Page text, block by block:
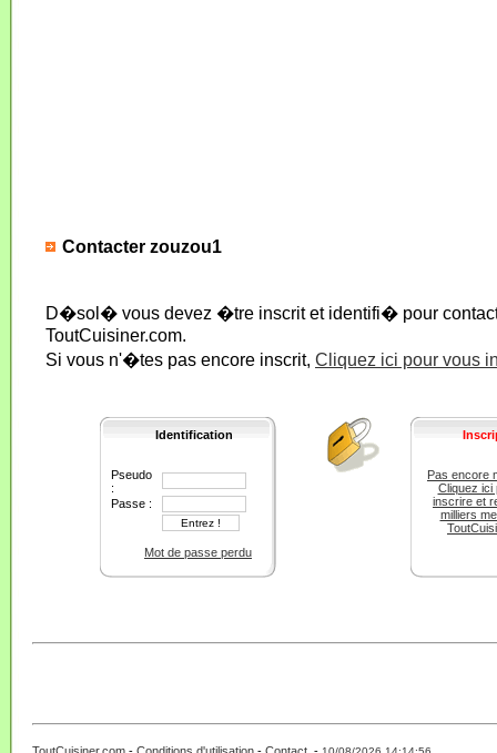
Contacter zouzou1
D�sol� vous devez �tre inscrit et identifi� pour
ToutCuisiner.com.
Si vous n'�tes pas encore inscrit, Cliquez ici pour vous
Identification
Pseudo
:
Passe :
Mot de passe perdu
Pas encore
Cliquez ici
inscrire et
milliers